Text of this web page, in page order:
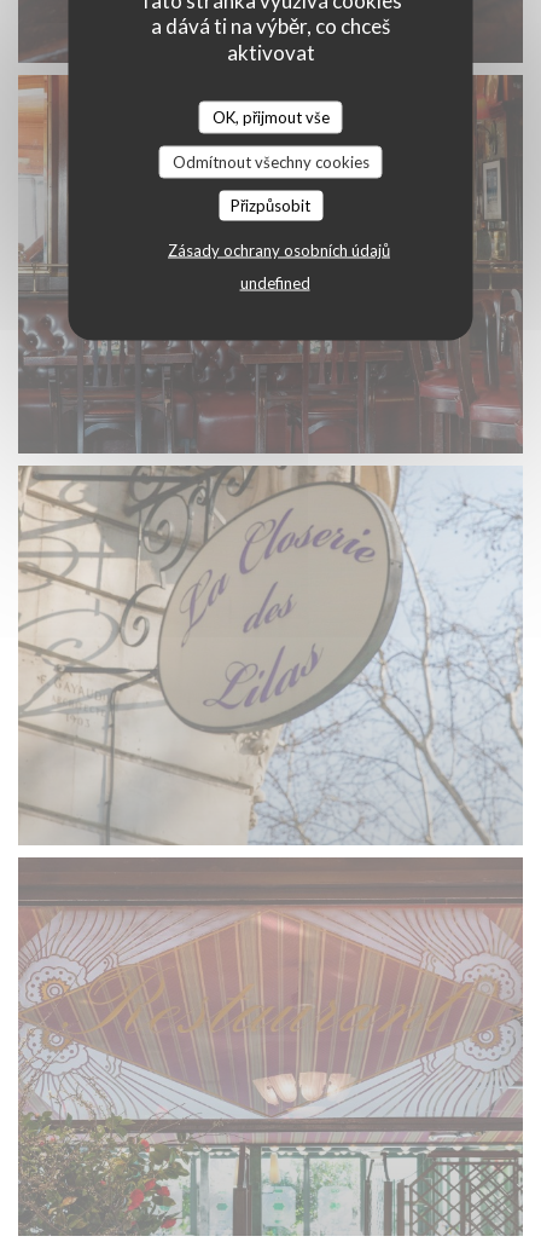
a dává ti na výběr, co chceš
aktivovat
OK, přijmout vše
Odmítnout všechny cookies
Přizpůsobit
Zásady ochrany osobních údajů
undefined